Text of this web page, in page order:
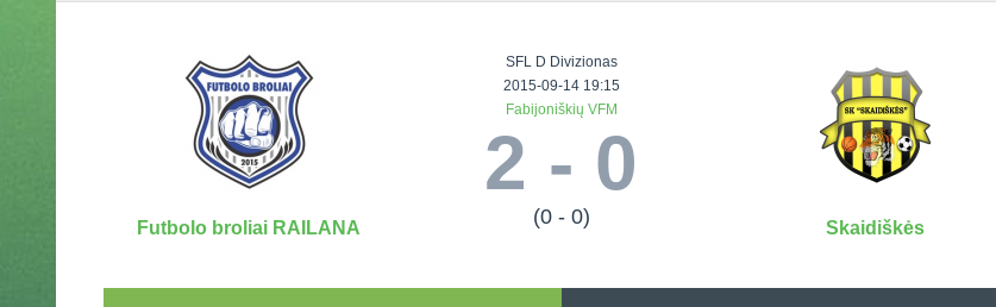
Futbolo broliai RAILANA
SFL D Divizionas
2015-09-14 19:15
Fabijoniškių VFM
2 - 0
(0 - 0) Skaidiškės